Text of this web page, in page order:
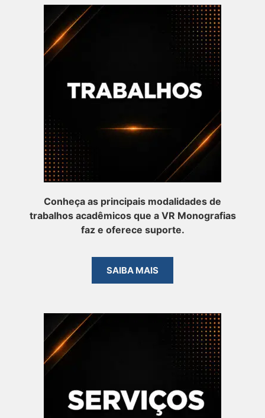
Conheça as principais modalidades de
trabalhos acadêmicos que a VR Monografias
faz e oferece suporte.
SAIBA MAIS